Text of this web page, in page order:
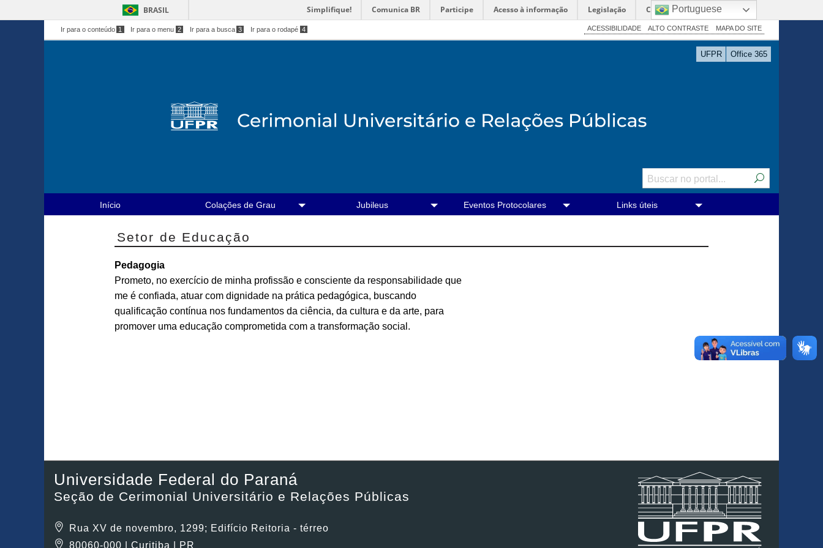
BRASIL Simplifique! Comunica BR Participe Acesso à informação Legislação Canais
Ir para o conteúdo 1 Ir para o menu 2 Ir para a busca 3 Ir para o rodapé 4 ACESSIBILIDADE ALTO CONTRASTE MAPA DO SITE
UFPR Office 365
Início Colações de Grau Jubileus Eventos Protocolares Links úteis
Setor de Educação
Pedagogia
Prometo, no exercício de minha profissão e consciente da responsabilidade que
me é confiada, atuar com dignidade na prática pedagógica, buscando
qualificação contínua nos fundamentos da ciência, da cultura e da arte, para
promover uma educação comprometida com a transformação social.
Universidade Federal do Paraná
Seção de Cerimonial Universitário e Relações Públicas
Rua XV de novembro, 1299; Edifício Reitoria - térreo
80060-000 | Curitiba | PR
Portuguese